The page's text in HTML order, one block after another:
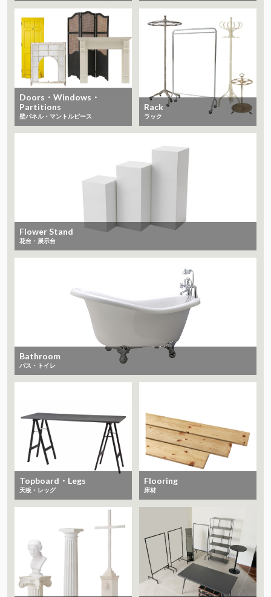
Doors・Windows・
Partitions
​​​​​​​壁パネル・マントルピース
Rack
ラック
Flower Stand
花台・展示台
Bathroom
バス・トイレ
Topboard・Legs
天板・レッグ
Flooring
床材